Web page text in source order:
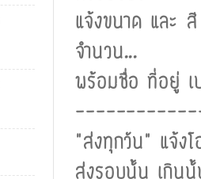
แจ้งขนาด และ
จำนวน...
พร้อมชื่อ ที่อยู่
"ส่งทุกวัน" แจ้
ส่งรอบนั้น เกิน